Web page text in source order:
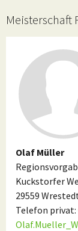
Meisterschaft
Olaf Müller
Kuckstorfer
29559
Telefon privat: